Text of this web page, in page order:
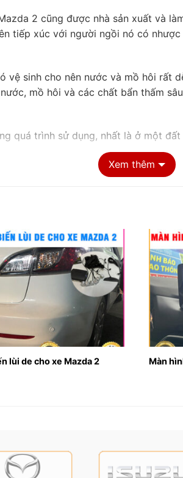
2 cũng được nhà sản xuất và
tiếp xúc với người ngồi nó có
vệ sinh cho nên nước và mồ hôi rất
mồ hôi và các chất bẩn thấm
quá trình sử dụng, nhất là ở một
lớp da của ghế sẽ bị xuống cấp,
việc bọc ghế da cho xe hơi là vô
cạnh đó, bọc ghế da còn mang
Xem thêm
lùi de cho xe Mazda 2 Màn